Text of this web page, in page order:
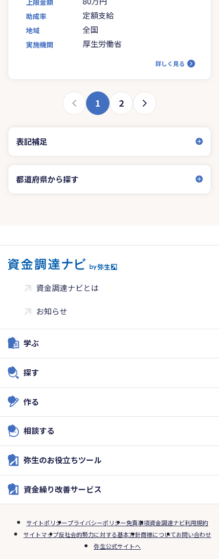
助成率 定額支給
地域 全国
実施機関 厚生労働省
詳しく見る
1 2
表記補足
都道府県から探す
資金調達ナビとは
お知らせ
学ぶ
探す
作る
相談する
弥生のお役立ちツール
資金繰り改善サービス
サイトポリシープライバシーポリシー免責事項資金調達ナビ利用規約
サイトマップ反社会的勢力に対する基本方針商標についてお問い合わせ
弥生公式サイトへ